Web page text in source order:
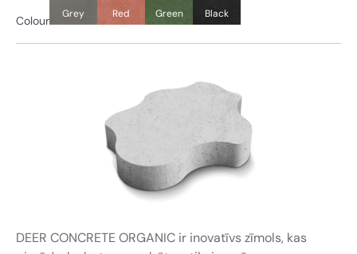
Colour Grey Red Green Black
DEER CONCRETE ORGANIC ir inovatīvs zīmols, kas